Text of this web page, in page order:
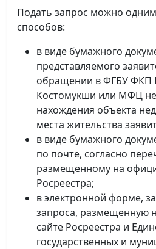
Подать запрос можно
способов:
в виде бумажного
представляемого
обращении в ФГБУ ФКП
Костомукши или МФЦ
нахождения объекта
места жительства
в виде бумажного
по почте, согласно
размещенному на
Росреестра;
в электронной форме,
запроса, размещенную
сайте Росреестра и
государственных и